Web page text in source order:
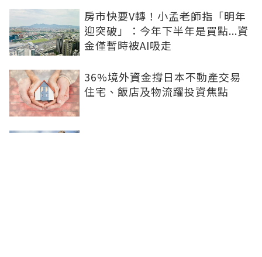
房市快要V轉！小孟老師指「明年
迎突破」：今年下半年是買點...資
金僅暫時被AI吸走
36%境外資金撐日本不動產交易
住宅、飯店及物流躍投資焦點